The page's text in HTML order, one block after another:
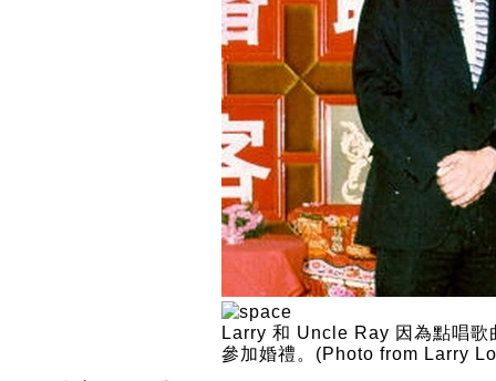
Larry 和 Uncle Ray 因為點唱
參加婚禮。(Photo from Larry